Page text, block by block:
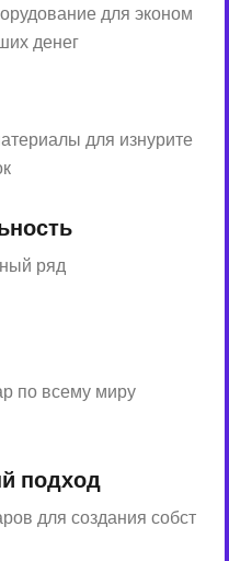
для эконом
денег
для изнурите
ряд
по всему миру
подход
для создания собст